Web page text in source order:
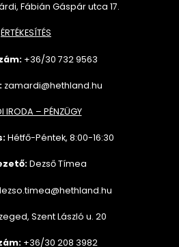
Fábián Gáspár utca 17.
ÉRTÉKESÍTÉS
+36/30 7329563
zamardi@hethland.hu
IRODA – PÉNZÜGY
Hétfő-Péntek, 8:00-16:30
Dezső Tímea
Szent László u. 20
+36/30 208 3982